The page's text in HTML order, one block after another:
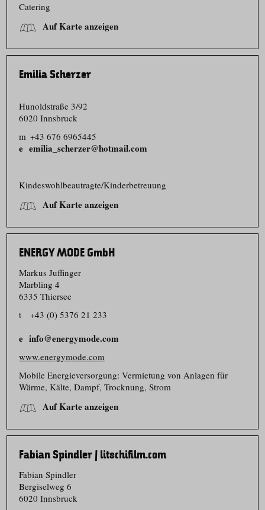
Catering
Auf Karte anzeigen
Emilia Scherzer
Hunoldstraße 3/​92
6020 Innsbruck
m +43 676 6965445
emilia_scherzer@hotmail.com
Kindeswohl­be­autragte/​Kinderbetreuung
Auf Karte anzeigen
ENERGY MODE GmbH
Markus Juffinger
Marbling 4
6335 Thiersee
t
+43 (0) 5376 21 233
info@energymode.com
www.energymode.com
Mobile Energieversorgung: Vermietung von Anlagen für
Wärme, Kälte, Dampf, Trocknung, Strom
Auf Karte anzeigen
Fabian Spindler | litschifilm.com
Fabian Spindler
Bergiselweg 6
6020 Innsbruck